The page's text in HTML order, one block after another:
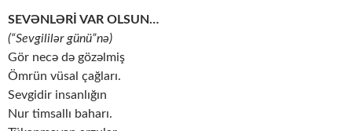
SEVƏNLƏRİ VAR OLSUN…
(“Sevgililər günü”nə)
Gör necə də gözəlmiş
Ömrün vüsal çağları.
Sevgidir insanlığın
Nur timsallı baharı.